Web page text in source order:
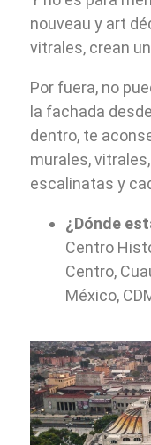
nouveau y art
vitrales, crean
Por fuera, no
la fachada
dentro, te
murales,
escalinatas y
¿Dónde
Centro
Centro,
México,